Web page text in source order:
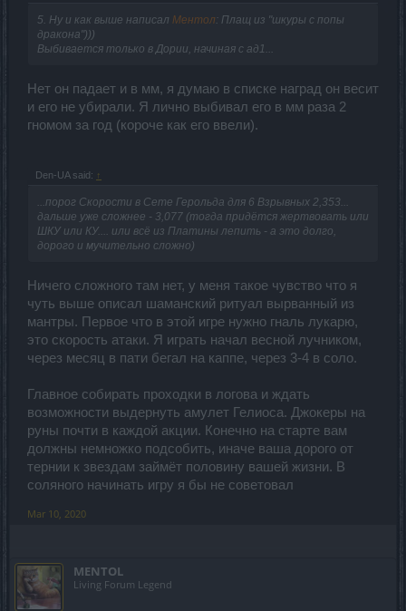
5. Ну и как выше написал Ментол: Плащ из "шкуры с попы
дракона")))
Выбивается только в Дории, начиная с ад1...
Нет он падает и в мм, я думаю в списке наград он весит
и его не убирали. Я лично выбивал его в мм раза 2
гномом за год (короче как его ввели).
Den-UA said: ↑
...порог Скорости в Сете Герольда для 6 Взрывных 2,353...
дальше уже сложнее - 3,077 (тогда придётся жертвовать или
ШКУ или КУ.... или всё из Платины лепить - а это долго,
дорого и мучительно сложно)
Ничего сложного там нет, у меня такое чувство что я
чуть выше описал шаманский ритуал вырванный из
мантры. Первое что в этой игре нужно гналь лукарю,
это скорость атаки. Я играть начал весной лучником,
через месяц в пати бегал на каппе, через 3-4 в соло.
Главное собирать проходки в логова и ждать
возможности выдернуть амулет Гелиоса. Джокеры на
руны почти в каждой акции. Конечно на старте вам
должны немножко подсобить, иначе ваша дорого от
тернии к звездам займёт половину вашей жизни. В
соляного начинать игру я бы не советовал
Mar 10, 2020
MENTOL
Living Forum Legend